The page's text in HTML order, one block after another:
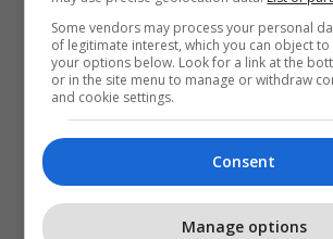
Some vendors may process your personal
of legitimate interest, which you can object
your options below. Look for a link at the
or in the site menu to manage or withdraw
and cookie settings.
Consent
Manage options